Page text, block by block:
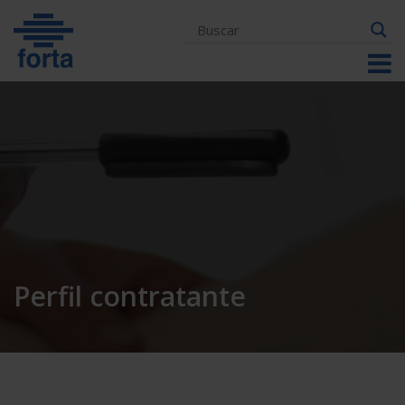
content
Perfil contratante